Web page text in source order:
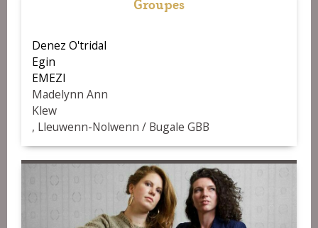
Denez O'tridal
Egin
EMEZI
Madelynn Ann
Klew
, Lleuwenn-Nolwenn / Bugale GBB